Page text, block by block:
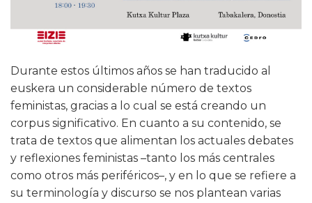
Durante estos últimos años se han traducido al
euskera un considerable número de textos
feministas, gracias a lo cual se está creando un
corpus significativo. En cuanto a su contenido, se
trata de textos que alimentan los actuales debates
y reflexiones feministas –tanto los más centrales
como otros más periféricos–, y en lo que se refiere a
su terminología y discurso se nos plantean varias